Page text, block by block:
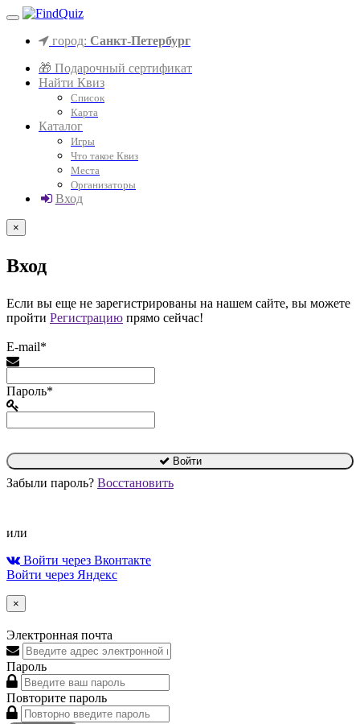
город: Санкт-Петербург
🎁 Подарочный сертификат
Найти Квиз
Список
Карта
Каталог
Игры
Что такое Квиз
Места
Организаторы
Вход
×
Вход
Если вы еще не зарегистрированы на нашем сайте, вы можете
пройти Регистрацию прямо сейчас!
E-mail*
Пароль*
Войти
Забыли пароль? Восстановить
или
Войти через Вконтакте
Войти через Яндекс
×
Электронная почта
Пароль
Повторите пароль